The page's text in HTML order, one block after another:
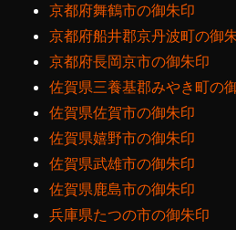
京都府舞鶴市の御朱印
京都府船井郡京丹波町の御
京都府長岡京市の御朱印
佐賀県三養基郡みやき町の
佐賀県佐賀市の御朱印
佐賀県嬉野市の御朱印
佐賀県武雄市の御朱印
佐賀県鹿島市の御朱印
兵庫県たつの市の御朱印